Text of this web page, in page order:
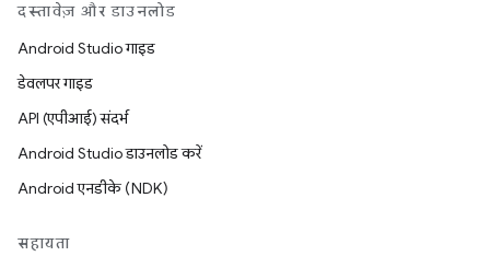
दस्तावेज़ और डाउनलोड
Android Studio गाइड
डेवलपर गाइड
API (एपीआई) संदर्भ
Android Studio डाउनलोड करें
Android एनडीके (NDK)
सहायता